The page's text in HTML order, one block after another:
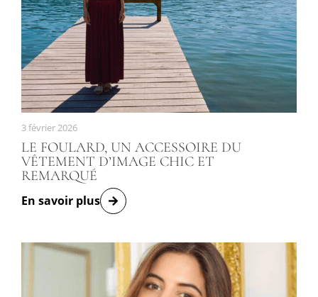
3 février 2026
LE FOULARD, UN ACCESSOIRE DU
VÊTEMENT D’IMAGE CHIC ET
REMARQUÉ
En savoir plus